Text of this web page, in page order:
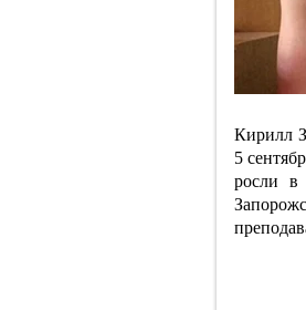
Кирилл
5
росли в